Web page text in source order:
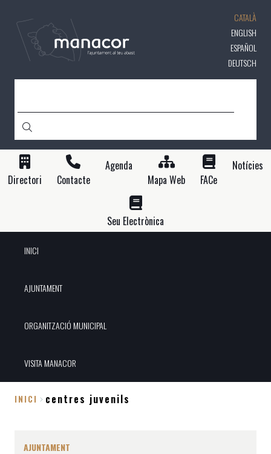
contingut
CATALÀ
ENGLISH
ESPAÑOL
DEUTSCH
Directori Contacte
Agenda
Mapa Web
FACe
Notícies
Seu Electrònica
INICI
AJUNTAMENT
ORGANITZACIÓ MUNICIPAL
VISITA MANACOR
INICI centres juvenils
AJUNTAMENT